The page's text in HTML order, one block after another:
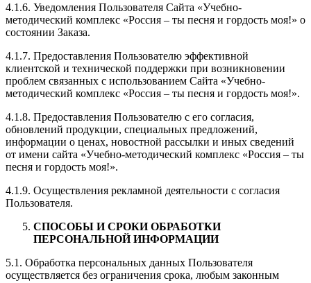
4.1.6. Уведомления Пользователя Сайта «Учебно-
методический комплекс «Россия – ты песня и гордость моя!» о
состоянии Заказа.
4.1.7. Предоставления Пользователю эффективной
клиентской и технической поддержки при возникновении
проблем связанных с использованием Сайта «Учебно-
методический комплекс «Россия – ты песня и гордость моя!».
4.1.8. Предоставления Пользователю с его согласия,
обновлений продукции, специальных предложений,
информации о ценах, новостной рассылки и иных сведений
от имени сайта «Учебно-методический комплекс «Россия – ты
песня и гордость моя!».
4.1.9. Осуществления рекламной деятельности с согласия
Пользователя.
СПОСОБЫ И СРОКИ ОБРАБОТКИ
ПЕРСОНАЛЬНОЙ ИНФОРМАЦИИ
5.1. Обработка персональных данных Пользователя
осуществляется без ограничения срока, любым законным